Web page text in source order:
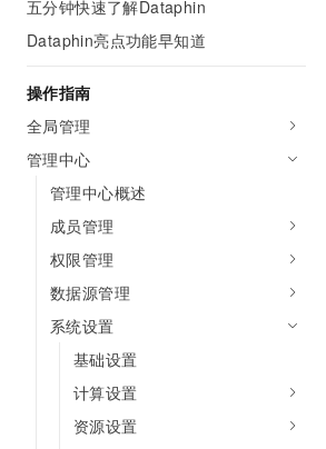
五分钟快速了解Dataphin
Dataphin亮点功能早知道
操作指南
全局管理
管理中心
管理中心概述
成员管理
权限管理
数据源管理
系统设置
基础设置
计算设置
资源设置
数据库
大数据计算
媒体服务
企业服务与云通信
域名与网站
终端用户计算
Serverless
开发工具
迁移与运维管理
上云与迁云
企业出海
政企业务